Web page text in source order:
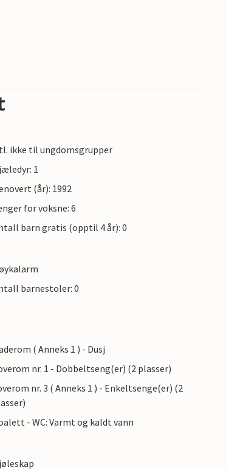
ikke til ungdomsgrupper
1
(år): 1992
for voksne: 6
barn gratis (opptil 4 år): 0
barnestoler: 0
( Anneks 1 ) - Dusj
nr. 1 - Dobbeltseng(er) (2 plasser)
nr. 3 ( Anneks 1 ) - Enkeltsenge(er) (2
- WC: Varmt og kaldt vann